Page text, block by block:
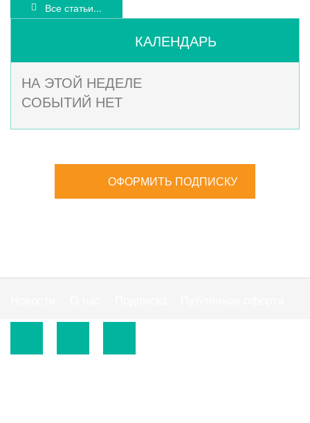
Все статьи...
КАЛЕНДАРЬ
НА ЭТОЙ НЕДЕЛЕ
СОБЫТИЙ НЕТ
ОФОРМИТЬ ПОДПИСКУ